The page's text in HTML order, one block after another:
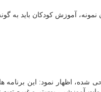
نمونه، آموزش كودكان باید
شده، اظهار نمود: این